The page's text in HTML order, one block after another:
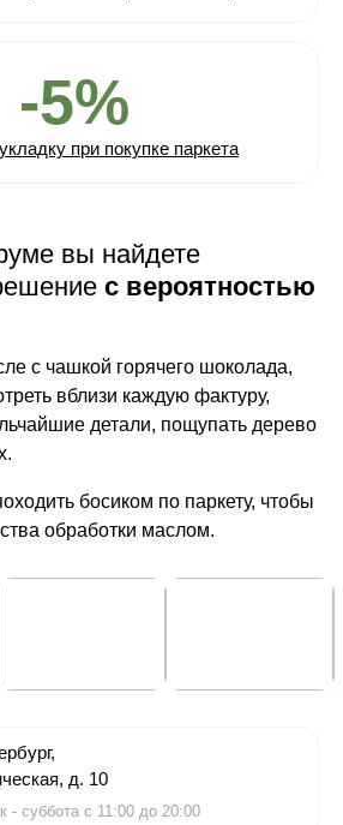
-5%
при покупке паркета
вы найдете
с вероятностью
с чашкой горячего шоколада,
вблизи каждую фактуру,
детали, пощупать дерево
босиком по паркету, чтобы
обработки маслом.
д. 10
- суббота с 11:00 до 20:00